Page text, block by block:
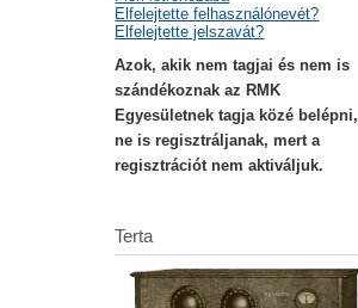
Elfelejtette felhasználónevét?
Elfelejtette jelszavát?
Azok, akik nem tagjai és nem is
szándékoznak az RMK
Egyesületnek tagja közé belépni,
ne is regisztráljanak, mert a
regisztrációt nem aktiváljuk.
Terta